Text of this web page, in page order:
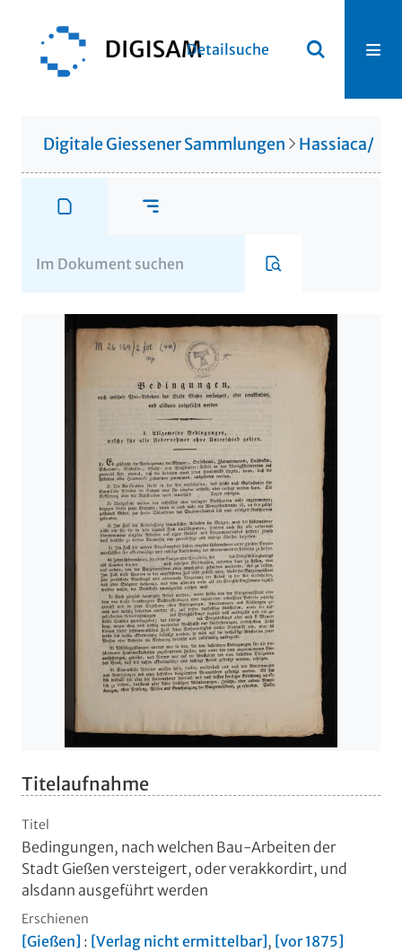
Detailsuche
Digitale Giessener Sammlungen Hassiaca/
Titelaufnahme
Titel
Bedingungen, nach welchen Bau-Arbeiten der
Stadt Gießen versteigert, oder verakkordirt, und
alsdann ausgeführt werden
Erschienen
[Gießen] : [Verlag nicht ermittelbar], [vor 1875]